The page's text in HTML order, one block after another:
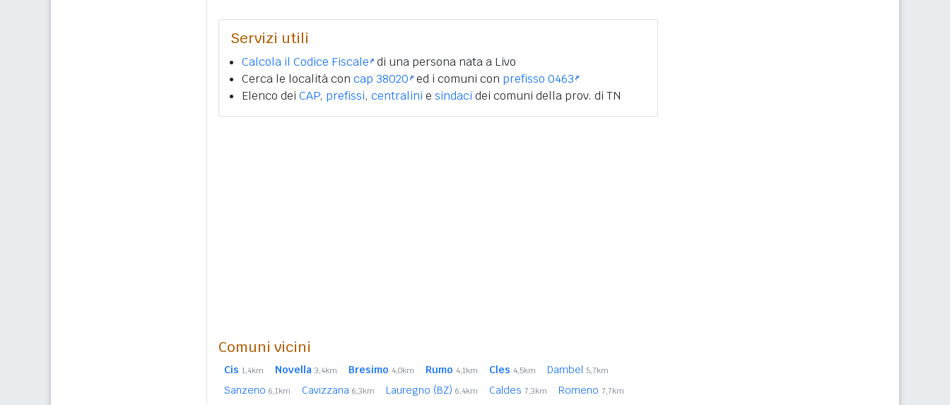
Servizi utili
Calcola il Codice Fiscale di una persona nata a Livo
Cerca le località con cap 38020 ed i comuni con prefisso 0463
Elenco dei CAP, prefissi, centralini e sindaci dei comuni della prov. di TN
Comuni vicini
Cis 1,4km Novella 3,4km Bresimo 4,0km Rumo 4,1km Cles 4,5km Dambel 5,7km
Sanzeno 6,1km Cavizzana 6,3km Lauregno (BZ) 6,4km Caldes 7,3km Romeno 7,7km